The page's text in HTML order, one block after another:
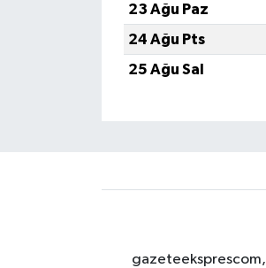
23 Ağu Paz
24 Ağu Pts
25 Ağu Sal
gazeteeksprescom,